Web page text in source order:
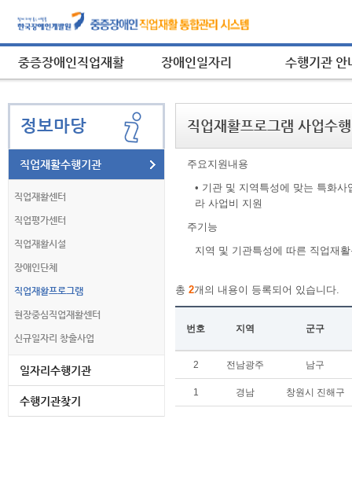
중증장애인직업재활 장애인일자리 수행기관 안
정보마당
직업재활수행기관
직업재활센터
직업평가센터
직업재활시설
장애인단체
직업재활프로그램
현장중심직업재활센터
신규일자리 창출사업
일자리수행기관
수행기관찾기
직업재활프로그램 사업수
주요지원내용
• 기관 및 지역특성에 맞는 특화
라 사업비 지원
주기능
지역 및 기관특성에 따른 직업재
총 2개의 내용이 등록되어 있습니다.
활
번호 지역 군구
2 전남광주 남구
1 경남 창원시 진해구